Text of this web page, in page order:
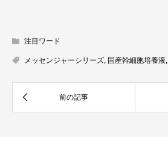
注目ワード
メッセンジャーシリーズ, 国産幹細胞培養液,